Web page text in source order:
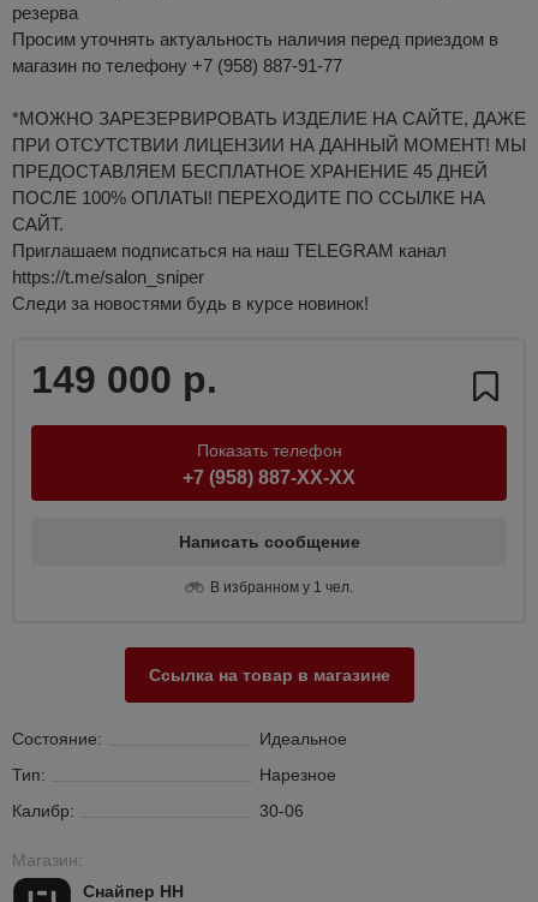
резерва
Просим уточнять актуальность наличия перед приездом в
магазин по телефону +7 (958) 887-91-77
*МОЖНО ЗАРЕЗЕРВИРОВАТЬ ИЗДЕЛИЕ НА САЙТЕ, ДАЖЕ
ПРИ ОТСУТСТВИИ ЛИЦЕНЗИИ НА ДАННЫЙ МОМЕНТ! МЫ
ПРЕДОСТАВЛЯЕМ БЕСПЛАТНОЕ ХРАНЕНИЕ 45 ДНЕЙ
ПОСЛЕ 100% ОПЛАТЫ! ПЕРЕХОДИТЕ ПО ССЫЛКЕ НА
САЙТ.
Приглашаем подписаться на наш TELEGRAM канал
https://t.me/salon_sniper
Следи за новостями будь в курсе новинок!
149 000 р.
Показать телефон
+7 (958) 887-XX-XX
Написать сообщение
В избранном у 1 чел.
Ссылка на товар в магазине
Состояние:
Идеальное
Тип:
Нарезное
Калибр:
30-06
Магазин:
Снайпер НН